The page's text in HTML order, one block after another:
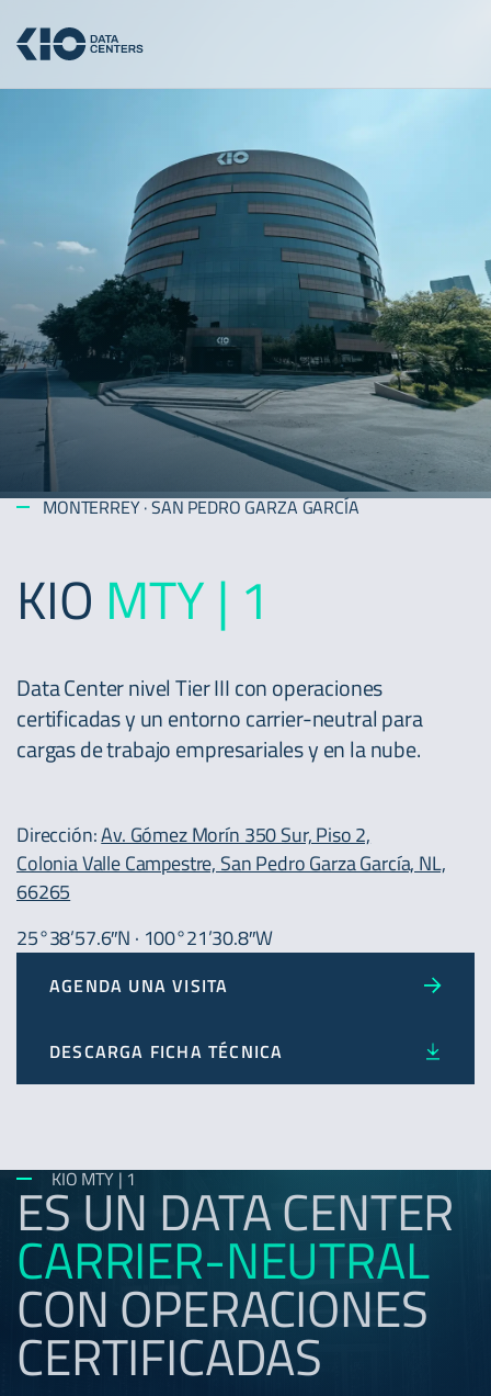
MONTERREY · SAN PEDRO GARZA GARCÍA
KIO MTY | 1
Data Center nivel Tier III con operaciones
certificadas y un entorno carrier-neutral para
cargas de trabajo empresariales y en la nube.
Dirección:Av. Gómez Morín 350 Sur, Piso 2,
Colonia Valle Campestre, San Pedro Garza García, NL,
66265
25°38’57.6″N · 100°21’30.8″W
AGENDA UNA VISITA
DESCARGA FICHA TÉCNICA
KIO MTY | 1
ES UN DATA CENTER
CARRIER-NEUTRAL
CON OPERACIONES
CERTIFICADAS